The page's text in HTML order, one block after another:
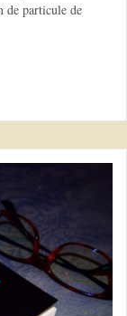
de particule de